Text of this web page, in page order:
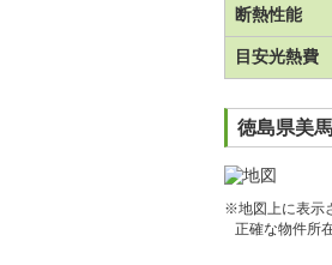
断熱性能
目安光熱費
徳島県美
※地図上に表示
正確な物件所